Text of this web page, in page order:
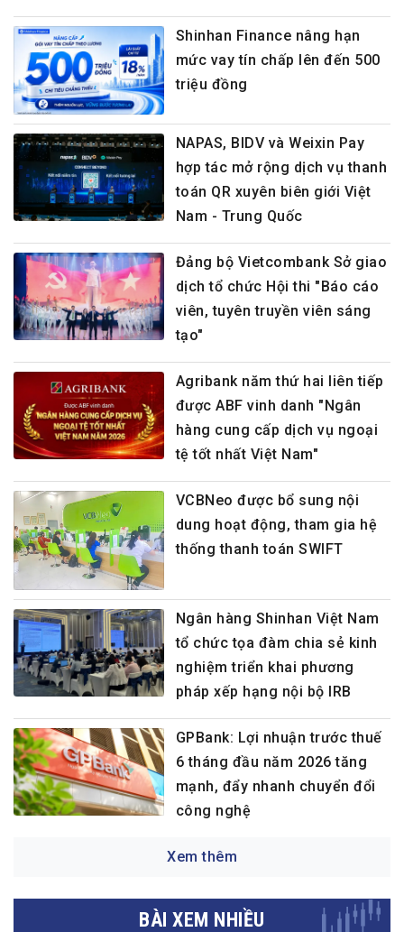
Shinhan Finance nâng hạn
mức vay tín chấp lên đến 500
triệu đồng
NAPAS, BIDV và Weixin Pay
hợp tác mở rộng dịch vụ thanh
toán QR xuyên biên giới Việt
Nam - Trung Quốc
Đảng bộ Vietcombank Sở giao
dịch tổ chức Hội thi "Báo cáo
viên, tuyên truyền viên sáng
tạo"
Agribank năm thứ hai liên tiếp
được ABF vinh danh "Ngân
hàng cung cấp dịch vụ ngoại
tệ tốt nhất Việt Nam"
VCBNeo được bổ sung nội
dung hoạt động, tham gia hệ
thống thanh toán SWIFT
Ngân hàng Shinhan Việt Nam
tổ chức tọa đàm chia sẻ kinh
nghiệm triển khai phương
pháp xếp hạng nội bộ IRB
GPBank: Lợi nhuận trước thuế
6 tháng đầu năm 2026 tăng
mạnh, đẩy nhanh chuyển đổi
công nghệ
Xem thêm
BÀI XEM NHIỀU